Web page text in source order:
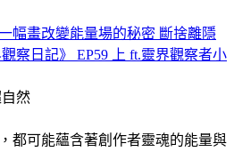
幅畫改變能量場的秘密 斷捨離隱
察日記》 EP59 上 ft.靈界觀察者小
然
都可能蘊含著創作者靈魂的能量與